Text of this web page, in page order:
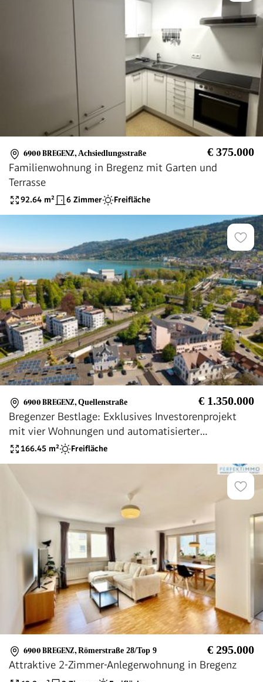
6900 BREGENZ, Achsiedlungsstraße € 375.000
Familienwohnung in Bregenz mit Garten und
Terrasse
92.64 m² 6 Zimmer Freifläche
6900 BREGENZ, Quellenstraße € 1.350.000
Bregenzer Bestlage: Exklusives Investorenprojekt
mit vier Wohnungen und automatisierter
Kurzzeitvermietung
166.45 m² Freifläche
6900 BREGENZ, Römerstraße 28/Top 9 € 295.000
Attraktive 2-Zimmer-Anlegerwohnung in Bregenz